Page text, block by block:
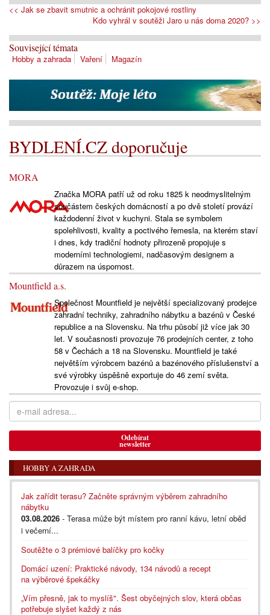
<< Jak se zbavit smutnic a ochránit pokojové rostliny
Kdo vyhrál v soutěži Jaro u nás doma 2020? >>
Související témata
Hobby a zahrada Vaření Magazín
BYDLENÍ.CZ doporučuje
MORA
Značka MORA patří už od roku 1825 k neodmyslitelným
součástem českých domácností a po dvě století provází
každodenní život v kuchyni. Stala se symbolem
spolehlivosti, kvality a poctivého řemesla, na kterém staví
i dnes, kdy tradiční hodnoty přirozeně propojuje s
moderními technologiemi, nadčasovým designem a
důrazem na úspornost.
Mountfield a.s.
Společnost Mountfield je největší specializovaný prodejce
zahradní techniky, zahradního nábytku a bazénů v České
republice a na Slovensku. Na trhu působí již více jak 30
let. V současnosti provozuje 76 prodejních center, z toho
58 v Čechách a 18 na Slovensku. Mountfield je také
největším výrobcem bazénů a bazénového příslušenství a
své výrobky úspěšně exportuje do 46 zemí světa.
Provozuje i svůj e-shop.
Odebírat
newsletter
HOBBY A ZAHRADA
Jak zařídit terasu? Začněte správným výběrem zahradního
nábytku
03.08.2026 - Terasa může být místem pro ranní kávu, letní oběd
i večerní...
Soutěžte o 3 prémiové balíčky pro kočky
Domácí uzení: Praktické návody, 134 návodů a recept
na výběrové špekáčky
„Vím přesně, jak to myslíš". Šest obyčejných slov, která občas
potřebuje slyšet každý z nás